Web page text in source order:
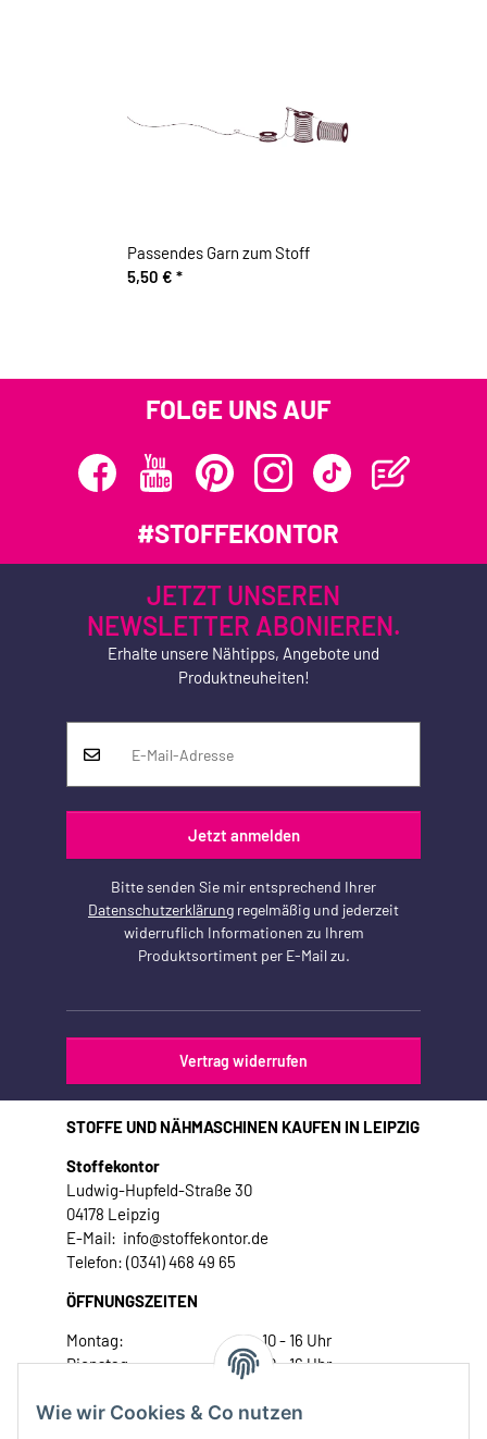
Wie wir Cookies & Co nutzen
Passendes Garn zum Stoff
5,50 € *
FOLGE UNS AUF
#STOFFEKONTOR
JETZT UNSEREN
NEWSLETTER ABONIEREN.
Erhalte unsere Nähtipps, Angebote und
Produktneuheiten!
Jetzt anmelden
Bitte senden Sie mir entsprechend Ihrer
Datenschutzerklärung regelmäßig und jederzeit
widerruflich Informationen zu Ihrem
Produktsortiment per E-Mail zu.
Vertrag widerrufen
STOFFE UND NÄHMASCHINEN KAUFEN IN LEIPZIG
Stoffekontor
Ludwig-Hupfeld-Straße 30
04178 Leipzig
E-Mail: info@stoffekontor.de
Telefon: (0341) 468 49 65
ÖFFNUNGSZEITEN
Montag:
10 - 16 Uhr
Dienstag:
10 - 16 Uhr
Donnerstag:
10 - 18 Uhr